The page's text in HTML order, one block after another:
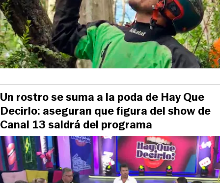
Un rostro se suma a la poda de Hay Que
Decirlo: aseguran que figura del show de
Canal 13 saldrá del programa